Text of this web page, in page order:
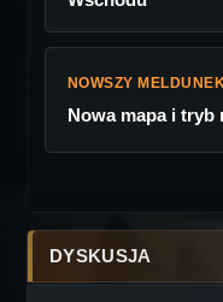
NOWSZY MELDUNEK
Nowa mapa i tryb
DYSKUSJA